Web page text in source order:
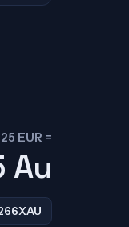
25 EUR =
Au
XAU